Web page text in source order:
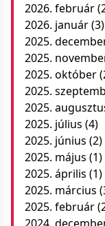
2026. február
2026. január(3)
2025.
2025.
2025. október
2025.
2025.
2025. július (4)
2025. június (2)
2025. május (1)
2025. április (1)
2025. március
2025. február